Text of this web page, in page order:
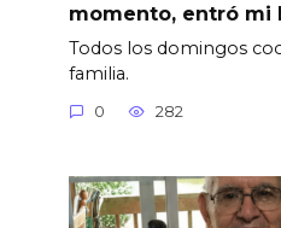
momento, entró mi
Todos los domingos
familia.
0 282